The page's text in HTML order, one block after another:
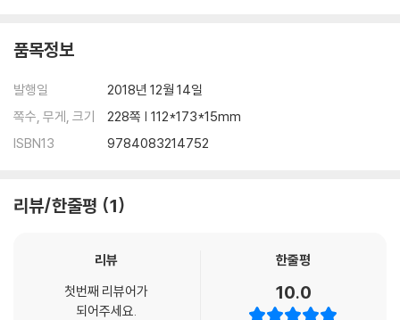
품목정보
발행일
2018년 12월 14일
쪽수, 무게, 크기
228쪽 | 112*173*15mm
ISBN13
9784083214752
리뷰/한줄평 1
리뷰
첫번째 리뷰어가
되어주세요.
한줄평
10.0